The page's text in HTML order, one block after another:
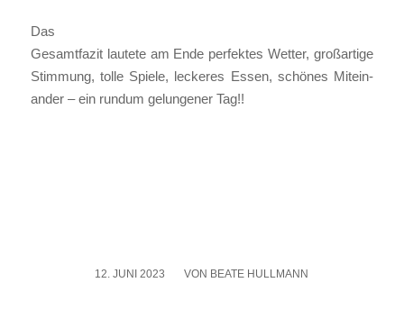
Das
Gesamt­fa­zit lau­te­te am Ende per­fek­tes Wet­ter, groß­ar­ti­ge
Stim­mung, tol­le Spie­le, lecke­res Essen, schö­nes Mit­ein­
an­der – ein rund­um gelun­ge­ner Tag!!
12. JUNI 2023
/ VON BEATE HULLMANN